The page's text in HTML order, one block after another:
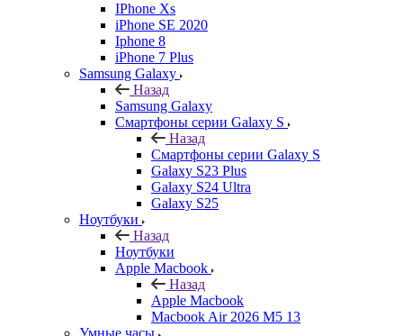
IPhone Xs
iPhone SE 2020
Iphone 8
iPhone 7 Plus
Samsung Galaxy
Назад
Samsung Galaxy
Смартфоны серии Galaxy S
Назад
Смартфоны серии Galaxy S
Galaxy S23 Plus
Galaxy S24 Ultra
Galaxy S25
Ноутбуки
Назад
Ноутбуки
Apple Macbook
Назад
Apple Macbook
Macbook Air 2026 M5 13
Умные часы